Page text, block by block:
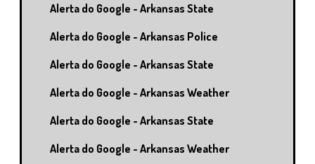
Alerta do Google - Arkansas State
Alerta do Google - Arkansas Police
Alerta do Google - Arkansas State
Alerta do Google - Arkansas Weather
Alerta do Google - Arkansas State
Alerta do Google - Arkansas Weather